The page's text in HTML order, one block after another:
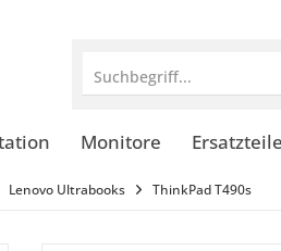
Suchbegriff...
Monitore
Lenovo Ultrabooks ThinkPad T490s